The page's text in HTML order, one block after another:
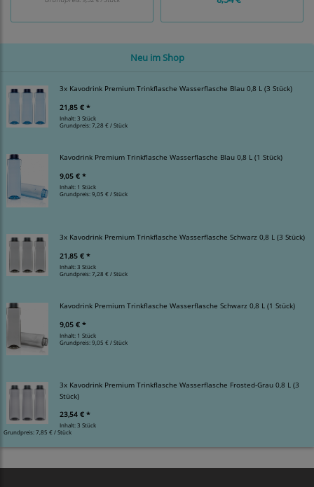
Neu im Shop
3x Kavodrink Premium Trinkflasche Wasserflasche Blau 0,8 L (3 Stück)
21,85 € *
Inhalt: 3 Stück
Grundpreis:7,28 € / Stück
Kavodrink Premium Trinkflasche Wasserflasche Blau 0,8 L (1 Stück)
9,05 € *
Inhalt: 1 Stück
Grundpreis:9,05 € / Stück
3x Kavodrink Premium Trinkflasche Wasserflasche Schwarz 0,8 L (3 Stück)
21,85 € *
Inhalt: 3 Stück
Grundpreis:7,28 € / Stück
Kavodrink Premium Trinkflasche Wasserflasche Schwarz 0,8 L (1 Stück)
9,05 € *
Inhalt: 1 Stück
Grundpreis:9,05 € / Stück
3x Kavodrink Premium Trinkflasche Wasserflasche Frosted-Grau 0,8 L (3
Stück)
23,54 € *
Inhalt: 3 Stück
Grundpreis:7,85 € / Stück